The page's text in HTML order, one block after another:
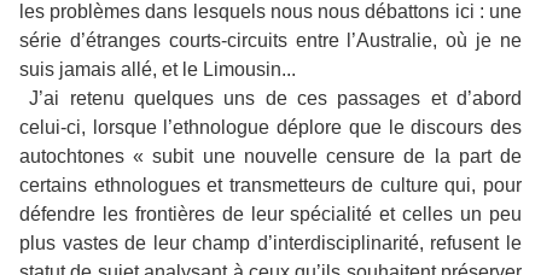
les problèmes dans lesquels nous nous débattons ici : une
série d’étranges courts-circuits entre l’Australie, où je ne
suis jamais allé, et le Limousin...
J’ai retenu quelques uns de ces passages et d’abord
celui-ci, lorsque l’ethnologue déplore que le discours des
autochtones « subit une nouvelle censure de la part de
certains ethnologues et transmetteurs de culture qui, pour
défendre les frontières de leur spécialité et celles un peu
plus vastes de leur champ d’interdisciplinarité, refusent le